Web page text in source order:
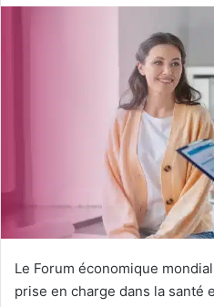
Le Forum économique
prise en charge dans la santé